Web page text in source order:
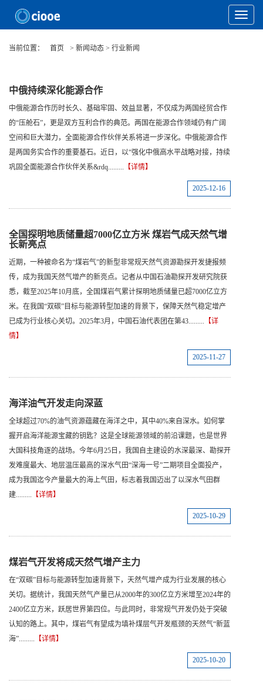
Toggle
当前位置：
首页 > 新闻动态 > 行业新闻
中俄持续深化能源合作
中俄能源合作历时长久、基础牢固、效益显著，不仅成为两国经贸合作
的“压舱石”，更是双方互利合作的典范。两国在能源合作领域仍有广阔
空间和巨大潜力，全面能源合作伙伴关系将进一步深化。中俄能源合作
是两国务实合作的重要基石。近日，以“强化中俄高水平战略对接，持续
巩固全面能源合作伙伴关系&rdq......... 【详情】
2025-12-16
全国探明地质储量超7000亿立方米 煤岩气成天然气增
长新亮点
近期，一种被命名为“煤岩气”的新型非常规天然气资源勘探开发捷报频
传，成为我国天然气增产的新亮点。记者从中国石油勘探开发研究院获
悉，截至2025年10月底，全国煤岩气累计探明地质储量已超7000亿立方
米。在我国“双碳”目标与能源转型加速的背景下，保障天然气稳定增产
已成为行业核心关切。2025年3月，中国石油代表团在第43......... 【详
情】
2025-11-27
海洋油气开发走向深蓝
全球超过70%的油气资源蕴藏在海洋之中，其中40%来自深水。如何掌
握开启海洋能源宝藏的钥匙？这是全球能源领域的前沿课题，也是世界
大国科技角逐的战场。今年6月25日，我国自主建设的水深最深、勘探开
发难度最大、地层温压最高的深水气田“深海一号”二期项目全面投产，
成为我国迄今产量最大的海上气田，标志着我国迈出了以深水气田群
建......... 【详情】
2025-10-29
煤岩气开发将成天然气增产主力
在“双碳”目标与能源转型加速背景下，天然气增产成为行业发展的核心
关切。据统计，我国天然气产量已从2000年的300亿立方米增至2024年的
2400亿立方米，跃居世界第四位。与此同时，非常规气开发仍处于突破
认知的路上。其中，煤岩气有望成为填补煤层气开发瓶颈的天然气“新蓝
海”......... 【详情】
2025-10-20